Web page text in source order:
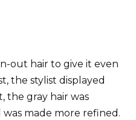
out hair to give it even
the stylist displayed
the gray hair was
made more refined.